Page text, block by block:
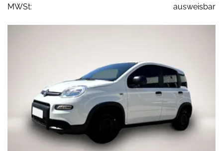
MWSt:
ausweisbar